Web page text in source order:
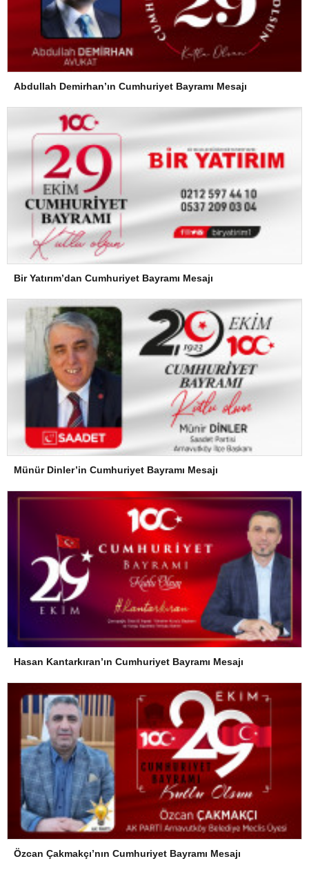
Abdullah Demirhan’ın Cumhuriyet Bayramı Mesajı
Bir Yatırım’dan Cumhuriyet Bayramı Mesajı
Münür Dinler’in Cumhuriyet Bayramı Mesajı
Hasan Kantarkıran’ın Cumhuriyet Bayramı Mesajı
Özcan Çakmakçı’nın Cumhuriyet Bayramı Mesajı